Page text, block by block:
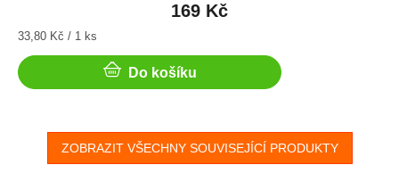
169 Kč
Měrná
33,80 Kč / 1 ks
Do košíku
ZOBRAZIT VŠECHNY SOUVISEJÍCÍ PRODUKTY